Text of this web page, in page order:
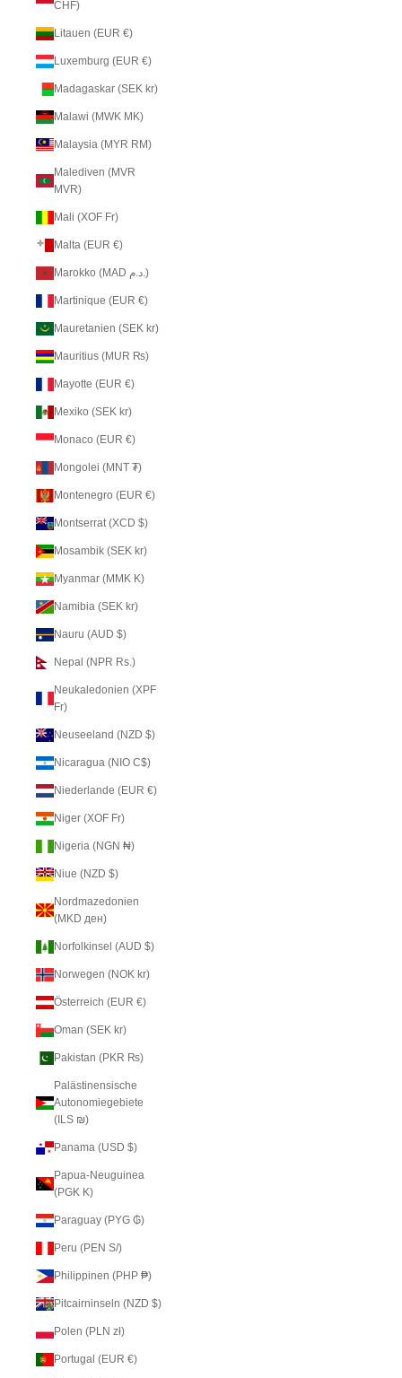
CHF)
Litauen (EUR €)
Luxemburg (EUR €)
Madagaskar (SEK kr)
Malawi (MWK MK)
Malaysia (MYR RM)
Malediven (MVR
MVR)
Mali (XOF Fr)
Malta (EUR €)
Marokko (MAD د.م.)
Martinique (EUR €)
Mauretanien (SEK kr)
Mauritius (MUR ₨)
Mayotte (EUR €)
Mexiko (SEK kr)
Monaco (EUR €)
Mongolei (MNT ₮)
Montenegro (EUR €)
Montserrat (XCD $)
Mosambik (SEK kr)
Myanmar (MMK K)
Namibia (SEK kr)
Nauru (AUD $)
Nepal (NPR Rs.)
Neukaledonien (XPF
Fr)
Neuseeland (NZD $)
Nicaragua (NIO C$)
Niederlande (EUR €)
Niger (XOF Fr)
Nigeria (NGN ₦)
Niue (NZD $)
Nordmazedonien
(MKD ден)
Norfolkinsel (AUD $)
Norwegen (NOK kr)
Österreich (EUR €)
Oman (SEK kr)
Pakistan (PKR ₨)
Palästinensische
Autonomiegebiete
(ILS ₪)
Panama (USD $)
Papua-Neuguinea
(PGK K)
Paraguay (PYG ₲)
Peru (PEN S/)
Philippinen (PHP ₱)
Pitcairninseln (NZD $)
Polen (PLN zł)
Portugal (EUR €)